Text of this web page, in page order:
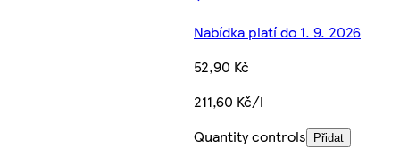
Nabídka platí do 1. 9. 2026
52,90 Kč
211,60 Kč/l
Quantity controls
Přidat